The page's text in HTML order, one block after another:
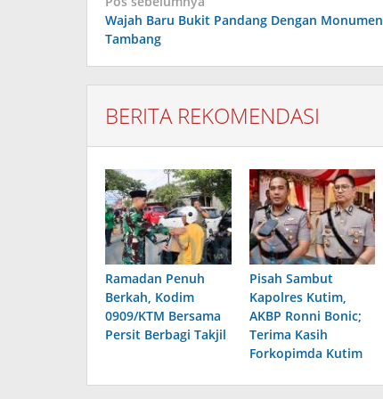
pos
Wajah Baru Bukit Pandang Dengan Monumen
Tambang
BERITA REKOMENDASI
Ramadan Penuh
Berkah, Kodim
0909/KTM Bersama
Persit Berbagi Takjil
Pisah Sambut
Kapolres Kutim,
AKBP Ronni Bonic;
Terima Kasih
Forkopimda Kutim